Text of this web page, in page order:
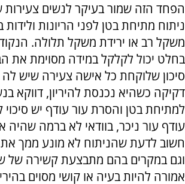
הפחד הזה שמור בעיקר לנשים צעירות
ניתוח מתיחת בטן לפני הריונות
משקל רב או ירידת משקל תלולה.
בחלט יכול לקלקל במידה מסוימת את
סיכון שלוקחת כל אישה צעירה שיש לה
דקיקה כשהיא נכנסת להיריון, דווקא
למתיחת בטן והסרת עור עודף יש
עודף עור ניכר, בוודאי לא ברמה שהיה
חשוב לדעת שהניתוח לא מונע ממך
וגם במקרים בהם מתבצעת קשירה של
אמורה להיות בעיה או קושי מסוים